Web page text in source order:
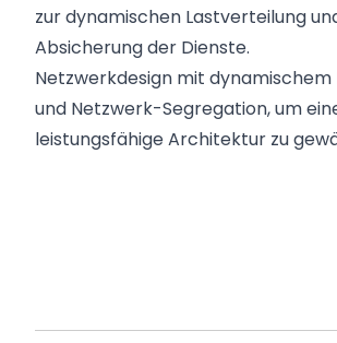
zur dynamischen Lastverteilung
Absicherung der Dienste.
Netzwerkdesign mit dynamischem
und Netzwerk-Segregation, um
leistungsfähige Architektur zu